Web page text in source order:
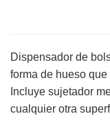
Dispensador de
forma de hueso
Incluye sujetador
cualquier otra